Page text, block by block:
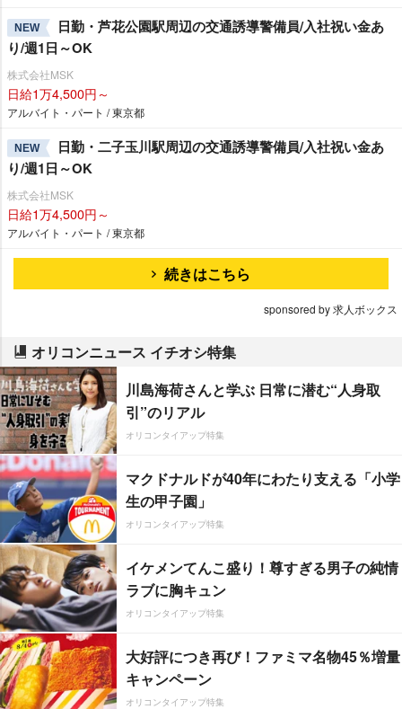
NEW
日勤・芦花公園駅周辺の交通誘導警備員/入社祝い金あ
り/週1日～OK
株式会社MSK
日給1万4,500円～
アルバイト・パート / 東京都
NEW
日勤・二子玉川駅周辺の交通誘導警備員/入社祝い金あ
り/週1日～OK
株式会社MSK
日給1万4,500円～
アルバイト・パート / 東京都
続きはこちら
sponsored by 求人ボックス
オリコンニュース イチオシ特集
川島海荷さんと学ぶ 日常に潜む“人身取
引”のリアル
オリコンタイアップ特集
マクドナルドが40年にわたり支える「小学
生の甲子園」
オリコンタイアップ特集
イケメンてんこ盛り！尊すぎる男子の純情
ラブに胸キュン
オリコンタイアップ特集
大好評につき再び！ファミマ名物45％増量
キャンペーン
オリコンタイアップ特集